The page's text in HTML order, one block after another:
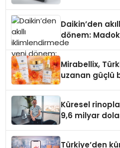
Daikin’den
dönem:
Mirabellix,
uzanan güçlü
Küresel
9,6 milyar
Türkiye’den